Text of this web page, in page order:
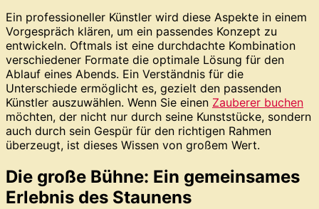
Ein professioneller Künstler wird diese Aspekte in einem
Vorgespräch klären, um ein passendes Konzept zu
entwickeln. Oftmals ist eine durchdachte Kombination
verschiedener Formate die optimale Lösung für den
Ablauf eines Abends. Ein Verständnis für die
Unterschiede ermöglicht es, gezielt den passenden
Künstler auszuwählen. Wenn Sie einen Zauberer buchen
möchten, der nicht nur durch seine Kunststücke, sondern
auch durch sein Gespür für den richtigen Rahmen
überzeugt, ist dieses Wissen von großem Wert.
Die große Bühne: Ein gemeinsames
Erlebnis des Staunens